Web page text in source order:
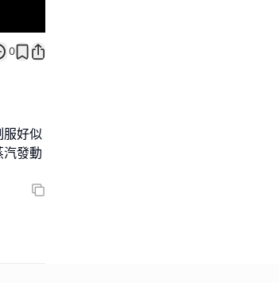
0
好似
發動